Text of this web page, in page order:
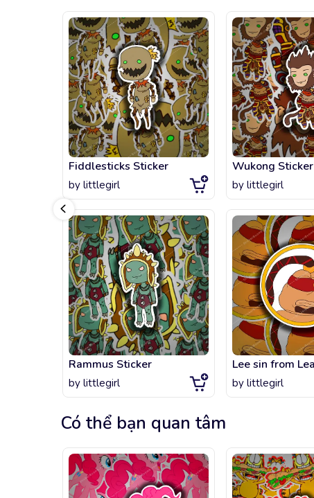
Fiddlesticks Sticker
by littlegirl
Rammus Sticker
by littlegirl
Wukong Sticker
by littlegirl
by littlegirl
Có thể bạn quan tâm